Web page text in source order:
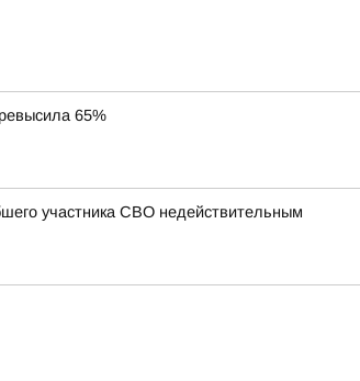
65%
участника СВО недействительным